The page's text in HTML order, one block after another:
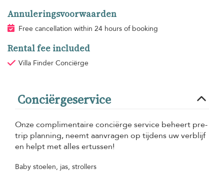
Annuleringsvoorwaarden
Free cancellation within 24 hours of booking
Rental fee included
Villa Finder Conciërge
Conciërgeservice
Onze complimentaire conciërge service beheert pre-
trip planning, neemt aanvragen op tijdens uw verblijf
en helpt met alles ertussen!
Baby stoelen, jas, strollers